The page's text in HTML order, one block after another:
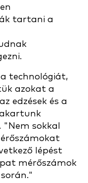
tartani a
technológiát,
azokat a
edzések és a
sokkal
lépést
mérőszámok